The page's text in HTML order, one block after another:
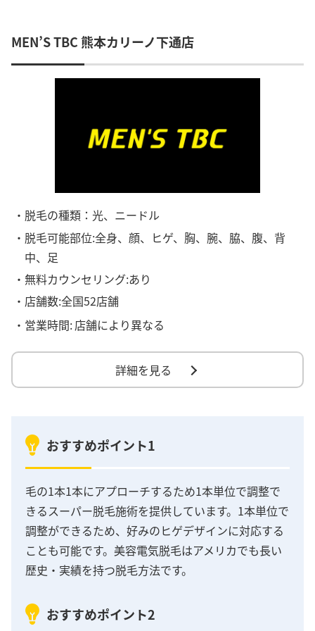
MEN’S TBC 熊本カリーノ下通店
・脱毛の種類：光、ニードル
・脱毛可能部位:全身、顔、ヒゲ、胸、腕、脇、腹、背
中、足
・無料カウンセリング:あり
・店舗数:全国52店舗
・営業時間:店舗により異なる
詳細を見る
おすすめポイント1
毛の1本1本にアプローチするため1本単位で調整で
きるスーパー脱毛施術を提供しています。1本単位で
調整ができるため、好みのヒゲデザインに対応する
ことも可能です。美容電気脱毛はアメリカでも長い
歴史・実績を持つ脱毛方法です。
おすすめポイント2